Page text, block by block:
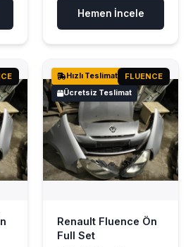
Hemen İncele
Hızlı Teslimat
Ücretsiz Teslimat
FLUENCE
Renault Fluence Ön
Full Set